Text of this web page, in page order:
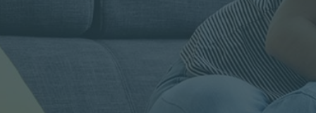
Rayon